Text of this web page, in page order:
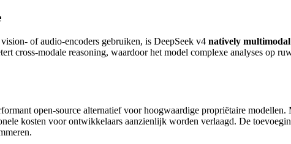
of audio-encoders gebruiken, is DeepSeek v4 natively multimodal
cross-modale reasoning, waardoor het model complexe analyses op
open-source alternatief voor hoogwaardige propriëtaire modellen.
kosten voor ontwikkelaars aanzienlijk worden verlaagd. De